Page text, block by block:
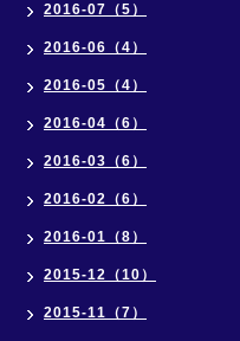
2016-07（5）
2016-06（4）
2016-05（4）
2016-04（6）
2016-03（6）
2016-02（6）
2016-01（8）
2015-12（10）
2015-11（7）